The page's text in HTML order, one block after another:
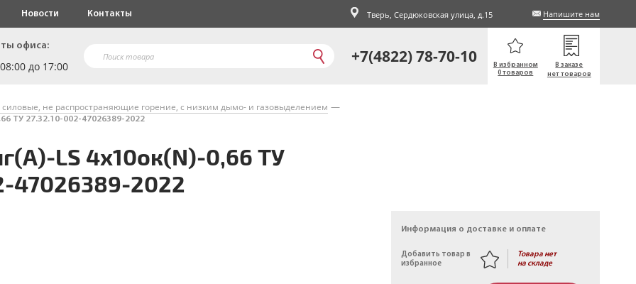
Новости Контакты Тверь, Сердюковская улица, д.15 Напишите нам
офиса:
до 17:00 +7(4822) 78-70-10
В избранном
0 товаров
В заказе
нет товаров
силовые, не распространяющие горение, с низким дымо- и газовыделением
ТУ 27.32.10-002-47026389-2022
LS 4х10ок(N)-0,66 ТУ
47026389-2022
Информация о доставке и оплате
Добавить товар в
избранное
Товара нет
на складе